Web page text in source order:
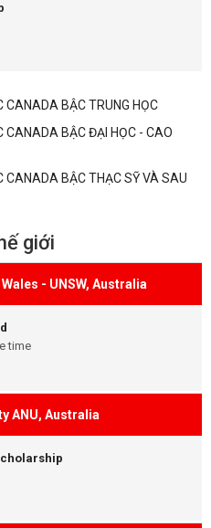
CANADA BẬC TRUNG HỌC
CANADA BẬC ĐẠI HỌC - CAO
CANADA BẬC THẠC SỸ VÀ SAU
giới
- UNSW, Australia
time
ANU, Australia